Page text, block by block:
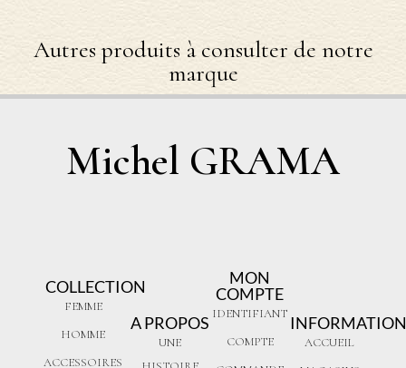
Autres produits à consulter de notre
marque
Michel GRAMA
COLLECTION
FEMME
HOMME
ACCESSOIRES
A PROPOS
UNE
MON
COMPTE
IDENTIFIANT
COMPTE
ACCUEIL